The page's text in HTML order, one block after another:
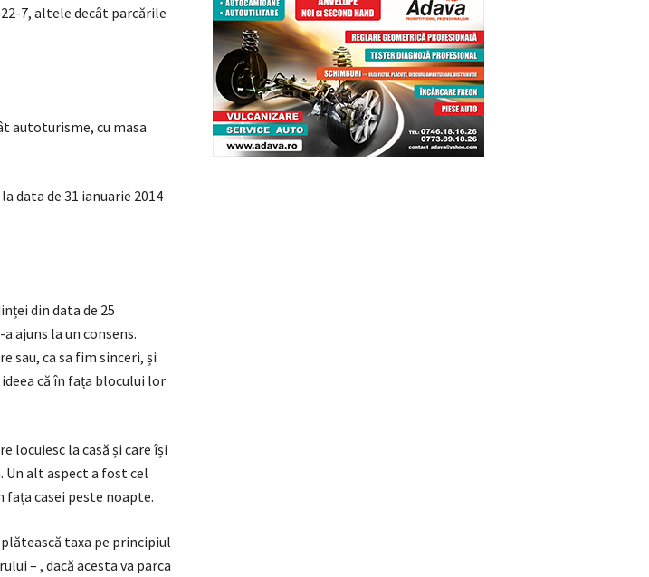
7, altele decât parcările
autoturisme, cu masa
data de 31 ianuarie 2014
din data de 25
ajuns la un consens.
sau, ca sa fim sinceri, și
că în fața blocului lor
locuiesc la casă și care își
Un alt aspect a fost cel
casei peste noapte.
taxa pe principiul
– , dacă acesta va parca